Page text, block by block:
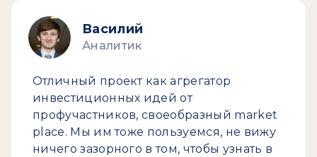
Василий
Аналитик
Отличный проект как агрегатор
инвестиционных идей от
профучастников, своеобразный market
place. Мы им тоже пользуемся, не вижу
ничего зазорного в том, чтобы узнать в